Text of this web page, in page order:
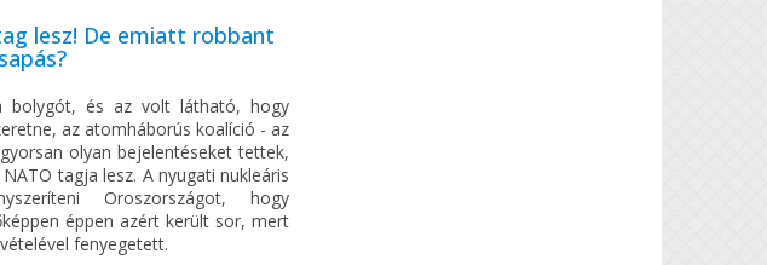
lesz! De emiatt robbant
bolygót, és az volt látható, hogy
az atomháborús koalíció - az
olyan bejelentéseket tettek,
tagja lesz. A nyugati nukleáris
Oroszországot, hogy
éppen azért került sor, mert
fenyegetett.